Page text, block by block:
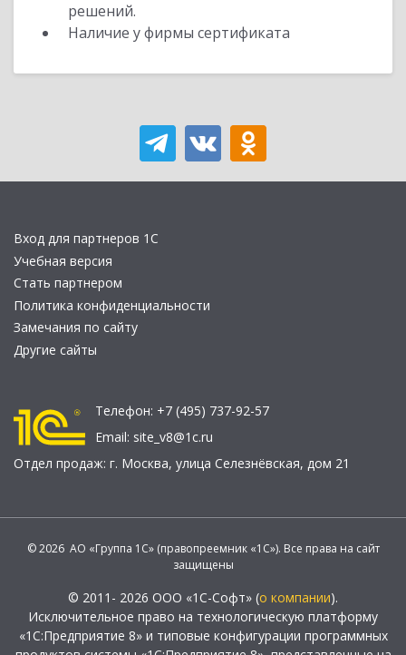
решений.
Наличие у фирмы сертификата
Вход для партнеров 1С
Учебная версия
Стать партнером
Политика конфиденциальности
Замечания по сайту
Другие сайты
Телефон: +7 (495) 737-92-57
Email: site_v8@1c.ru
Отдел продаж: г. Москва, улица Селезнёвская, дом 21
© 2026 АО «Группа 1С» (правопреемник «1С»). Все права на сайт
защищены
© 2011- 2026 ООО «1С-Софт» (о компании).
Исключительное право на технологическую платформу
«1С:Предприятие 8» и типовые конфигурации программных